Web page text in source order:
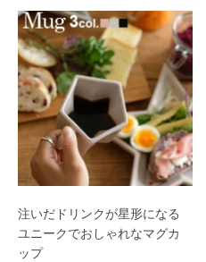
注いだドリンクが星形になる
ユニークでおしゃれなマグカ
ップ